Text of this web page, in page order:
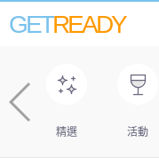
GETREADY
精選 活動